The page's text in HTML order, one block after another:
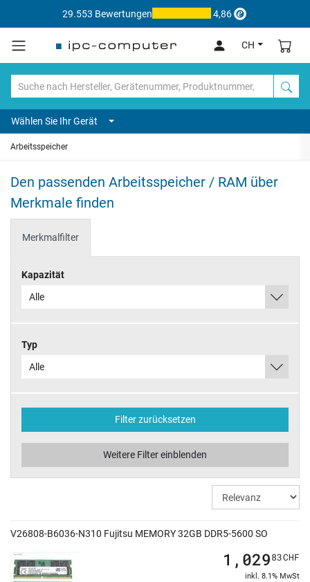
29.553 Bewertungen 4,86
CH
Wählen Sie Ihr Gerät
Arbeitsspeicher
Den passenden Arbeitsspeicher / RAM über
Merkmale finden
Merkmalfilter
Kapazität
Alle
Typ
Alle
Filter zurücksetzen
Weitere Filter einblenden
V26808-B6036-N310 Fujitsu MEMORY 32GB DDR5-5600 SO
1,02983CHF
inkl. 8.1% MwSt